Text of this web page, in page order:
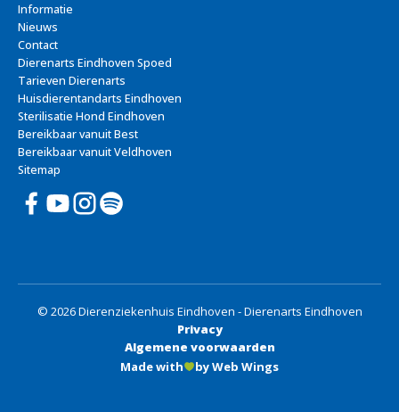
Informatie
Nieuws
Contact
Dierenarts Eindhoven Spoed
Tarieven Dierenarts
Huisdierentandarts Eindhoven
Sterilisatie Hond Eindhoven
Bereikbaar vanuit Best
Bereikbaar vanuit Veldhoven
Sitemap
© 2026 Dierenziekenhuis Eindhoven - Dierenarts Eindhoven
Privacy
Algemene voorwaarden
Made with
by Web Wings